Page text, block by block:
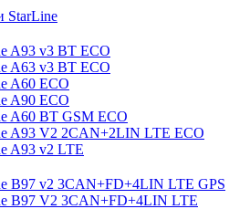
StarLine
A93 v3 BT ECO
A63 v3 BT ECO
A60 ECO
A90 ECO
A60 BT GSM ECO
A93 V2 2CAN+2LIN LTE ECO
A93 v2 LTE
B97 v2 3CAN+FD+4LIN LTE GPS
B97 V2 3CAN+FD+4LIN LTE